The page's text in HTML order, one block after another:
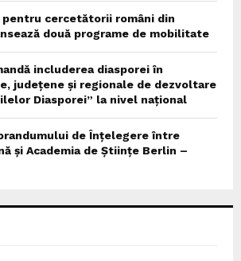
cercetătorii români din
două programe de mobilitate
includerea diasporei în
județene și regionale de dezvoltare
Diasporei” la nivel național
de Înțelegere între
și Academia de Științe Berlin –